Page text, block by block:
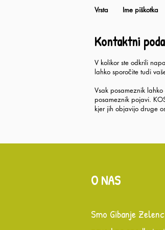
Vrsta Ime
Kontaktni
V kolikor ste odkrili
lahko sporočite tudi
Vsak posameznik
posameznik pojavi.
kjer jih objavijo druge
O NAS
Smo Gibanje